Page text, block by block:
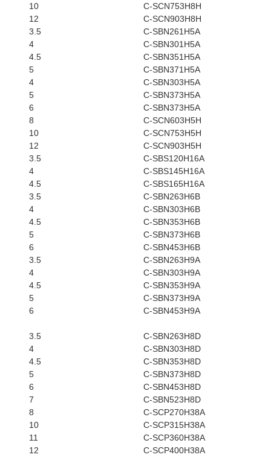
10
C-SCN753H8H
12
C-SCN903H8H
3.5
C-SBN261H5A
4
C-SBN301H5A
4.5
C-SBN351H5A
5
C-SBN371H5A
4
C-SBN303H5A
5
C-SBN373H5A
6
C-SBN373H5A
8
C-SCN603H5H
10
C-SCN753H5H
12
C-SCN903H5H
3.5
C-SBS120H16A
4
C-SBS145H16A
4.5
C-SBS165H16A
3.5
C-SBN263H6B
4
C-SBN303H6B
4.5
C-SBN353H6B
5
C-SBN373H6B
6
C-SBN453H6B
3.5
C-SBN263H9A
4
C-SBN303H9A
4.5
C-SBN353H9A
5
C-SBN373H9A
6
C-SBN453H9A
3.5 C-SBN263H8D
4
C-SBN303H8D
4.5
C-SBN353H8D
5
C-SBN373H8D
6
C-SBN453H8D
7
C-SBN523H8D
8
C-SCP270H38A
10
C-SCP315H38A
11
C-SCP360H38A
12
C-SCP400H38A